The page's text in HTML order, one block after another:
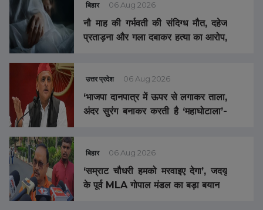
बिहार 06 Aug 2026
नौ माह की गर्भवती की संदिग्ध मौत, दहेज
प्रताड़ना और गला दबाकर हत्या का आरोप,
उत्तर प्रदेश 06 Aug 2026
‘भाजपा दानपात्र में ऊपर से लगाकर ताला,
अंदर सुरंग बनाकर करती है ‘महाघोटाला’-
बिहार 06 Aug 2026
‘सम्राट चौधरी हमको मरवाइए देगा’, जदयू
के पूर्व MLA गोपाल मंडल का बड़ा बयान